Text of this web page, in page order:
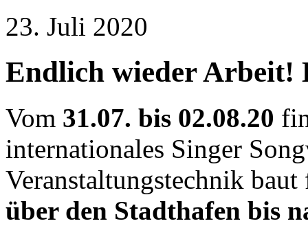
23. Juli 2020
Endlich wieder Arbeit!
Vom 31.07. bis 02.08.20
internationales Singer
Veranstaltungstechnik
über den Stadthafen bis